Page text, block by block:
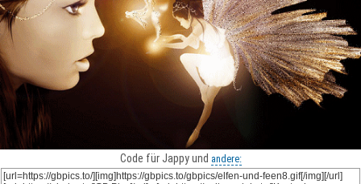
Code für Jappy und andere: